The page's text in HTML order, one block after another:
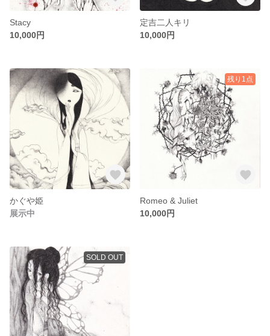
Stacy
10,000円
定吉二人キリ
10,000円
かぐや姫
展示中
残り1点
Romeo & Juliet
10,000円
SOLD OUT